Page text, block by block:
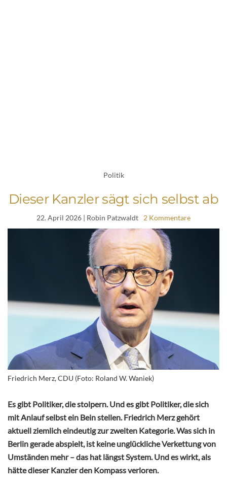
Politik
Dieser Kanzler sägt sich selbst ab
22. April 2026 | Robin Patzwaldt 2 Kommentare
Friedrich Merz, CDU (Foto: Roland W. Waniek)
Es gibt Politiker, die stolpern. Und es gibt Politiker, die sich
mit Anlauf selbst ein Bein stellen.Friedrich Merzgehört
aktuell ziemlich eindeutig zur zweiten Kategorie. Was sich in
Berlin gerade abspielt, ist keine unglückliche Verkettung von
Umständen mehr – das hat längst System. Und es wirkt, als
hätte dieser Kanzler den Kompass verloren.